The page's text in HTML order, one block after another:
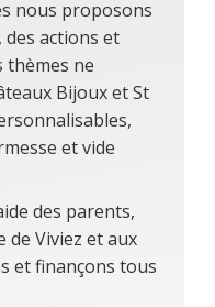
nous proposons
des actions et
thèmes ne
Bijoux et St
et vide
des parents,
de Viviez et aux
et finançons tous